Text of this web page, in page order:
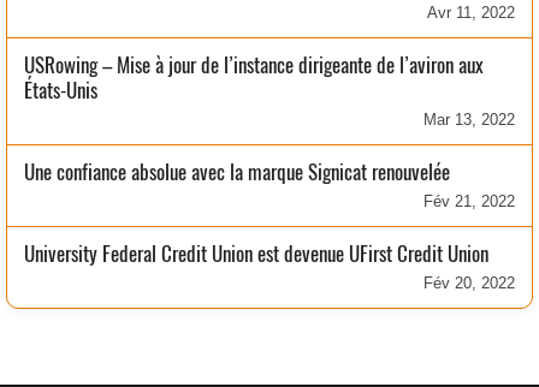
Avr 11, 2022
USRowing – Mise à jour de l’instance dirigeante de l’aviron aux
États-Unis
Mar 13, 2022
Une confiance absolue avec la marque Signicat renouvelée
Fév 21, 2022
University Federal Credit Union est devenue UFirst Credit Union
Fév 20, 2022